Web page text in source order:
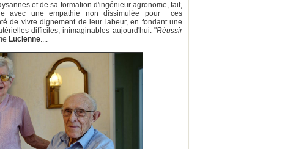
et de sa formation d'ingénieur agronome, fait,
avec une empathie non dissimulée pour ces
de vivre dignement de leur labeur, en fondant une
difficiles, inimaginables aujourd'hui. "Réussir
Lucienne....